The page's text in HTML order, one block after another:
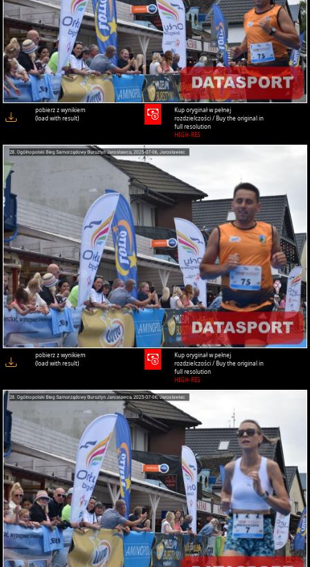
pobierz z wynikiem
(load with result)
Kup oryginał w pełnej
rozdzielczości / Buy the original in
full resolution
HIGH-RES
pobierz z wynikiem
(load with result)
Kup oryginał w pełnej
rozdzielczości / Buy the original in
full resolution
HIGH-RES